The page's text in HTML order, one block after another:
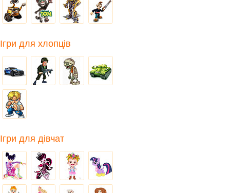
Ігри для хлопців
Ігри для дівчат